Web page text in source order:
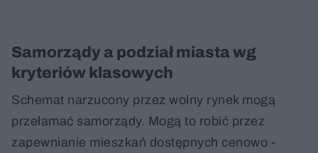
Samorządy a podział miasta wg
kryteriów klasowych
Schemat narzucony przez wolny rynek mogą
przełamać samorządy. Mogą to robić przez
zapewnianie mieszkań dostępnych cenowo -